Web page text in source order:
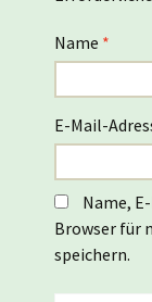
Name *
E-Mail-
Name,
Browser für
speichern.